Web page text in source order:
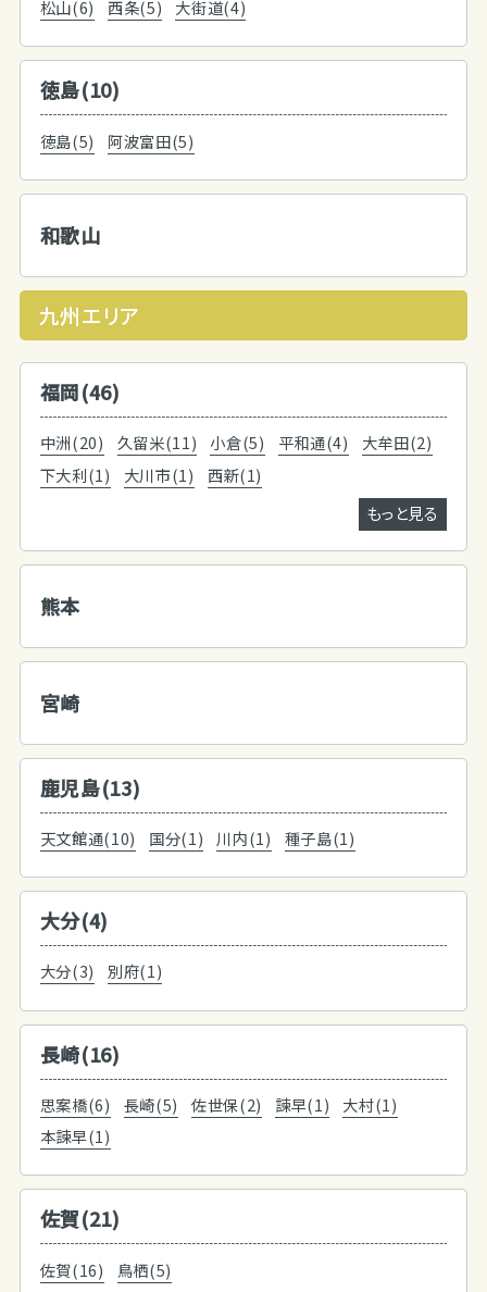
松山(6) 西条(5) 大街道(4)
徳島(10)
徳島(5) 阿波富田(5)
和歌山
九州エリア
福岡(46)
中洲(20) 久留米(11) 小倉(5) 平和通(4)
大牟田(2)
下大利(1)
大川市(1)
西新(1)
もっと見る
熊本
宮崎
鹿児島(13)
天文館通(10) 国分(1) 川内(1) 種子島(1)
大分(4)
大分(3) 別府(1)
長崎(16)
思案橋(6) 長崎(5) 佐世保(2) 諫早(1)
大村(1)
本諫早(1)
佐賀(21)
佐賀(16) 鳥栖(5)